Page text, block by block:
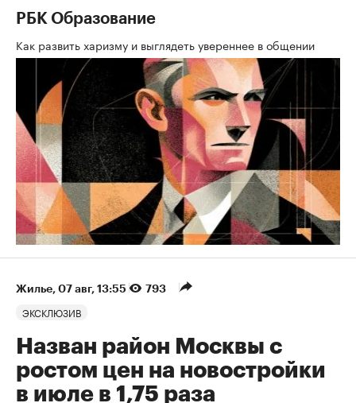
РБК Образование
Как развить харизму и выглядеть увереннее в общении
Жилье 07 авг, 13:55 793
ЭКСКЛЮЗИВ
Назван район Москвы с
ростом цен на новостройки
в июле в 1,75 раза